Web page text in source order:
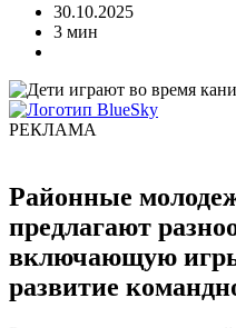
30.10.2025
3 мин
РЕКЛАМА
Районные
предлагают
включающую
развитие